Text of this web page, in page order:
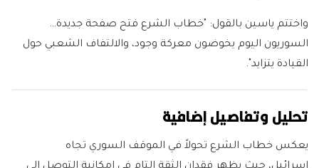
واختتم ياسين بالقول: "خطاب الشرع فتح صفحة جديدة…
السوريون اليوم يخوضون معركة وجود، والالتفاف الشعبي حول
القيادة يتزايد".
تحليل وتفاصيل إضافية
يعكس خطاب الشرع تحولاً في الموقف السوري تجاه